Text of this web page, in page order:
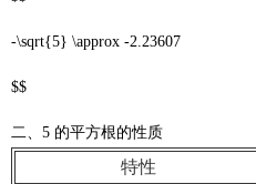
-\sqrt{5} \approx -2.23607
$$
二、5 的平方根的性质
特性